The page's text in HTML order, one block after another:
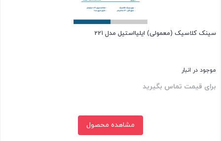
سینک کلاسیک (معمولی) ایلیااستیل مدل 221
موجود در انبار
برای قیمت تماس بگیرید
مشاهده محصول